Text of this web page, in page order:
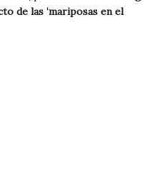
de las ‘mariposas en el